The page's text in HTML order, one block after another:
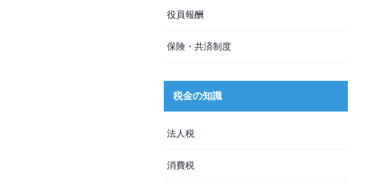
役員報酬
保険・共済制度
税金の知識
法人税
消費税